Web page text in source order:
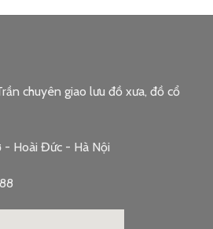
chuyên giao lưu đồ xưa, đồ cổ
- Hoài Đức - Hà Nội